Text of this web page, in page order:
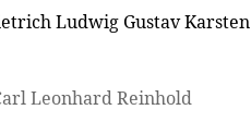
Ludwig Gustav Karsten
Leonhard Reinhold